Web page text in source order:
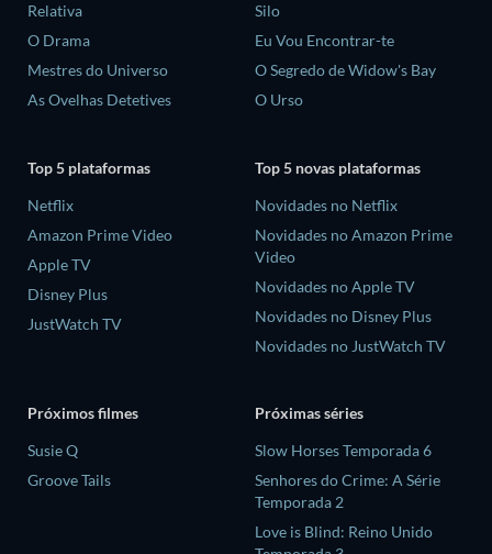
Relativa
O Drama
Mestres do Universo
As Ovelhas Detetives
Silo
Eu Vou Encontrar-te
O Segredo de Widow's Bay
O Urso
Top 5 plataformas
Netflix
Amazon Prime Video
Apple TV
Disney Plus
JustWatch TV
Top 5 novas plataformas
Novidades no Netflix
Novidades no Amazon Prime
Video
Novidades no Apple TV
Novidades no Disney Plus
Novidades no JustWatch TV
Próximos filmes
Susie Q
Groove Tails
Próximas séries
Slow Horses Temporada 6
Senhores do Crime: A Série
Temporada 2
Love is Blind: Reino Unido